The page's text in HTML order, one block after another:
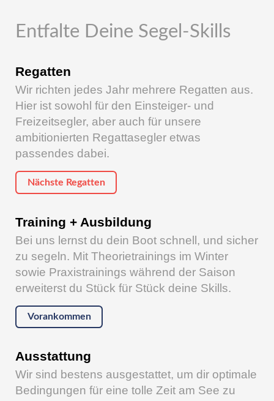
Entfalte Deine Segel-Skills
Regatten
Wir richten jedes Jahr mehrere Regatten aus.
Hier ist sowohl für den Einsteiger- und
Freizeitsegler, aber auch für unsere
ambitionierten Regattasegler etwas
passendes dabei.
Nächste Regatten
Training + Ausbildung
Bei uns lernst du dein Boot schnell, und sicher
zu segeln. Mit Theorietrainings im Winter
sowie Praxistrainings während der Saison
erweiterst du Stück für Stück deine Skills.
Vorankommen
Ausstattung
Wir sind bestens ausgestattet, um dir optimale
Bedingungen für eine tolle Zeit am See zu